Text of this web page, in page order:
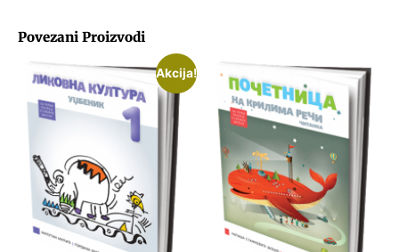
Povezani Proizvodi
Akcija!